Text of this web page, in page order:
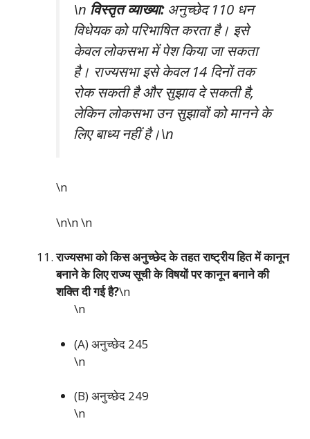
\n विस्तृत व्याख्या:अनुच्छेद 110 धन
विधेयक को परिभाषित करता है। इसे
केवल लोकसभा में पेश किया जा सकता
है। राज्यसभा इसे केवल 14 दिनों तक
रोक सकती है और सुझाव दे सकती है,
लेकिन लोकसभा उन सुझावों को मानने के
लिए बाध्य नहीं है।\n
\n
\n\n\n
राज्यसभा को किस अनुच्छेद के तहत राष्ट्रीय हित में कानून
बनाने के लिए राज्य सूची के विषयों पर कानून बनाने की
शक्ति दी गई है?\n
\n
(A) अनुच्छेद 245
\n
(B) अनुच्छेद 249
\n